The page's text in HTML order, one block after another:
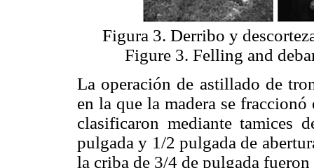
Figura 3. Derribo y
Figure 3. Felling and
La operación de astillado de
en la que la madera se fraccionó
clasificaron mediante tamices
pulgada y 1/2 pulgada de
la criba de 3/4 de pulgada